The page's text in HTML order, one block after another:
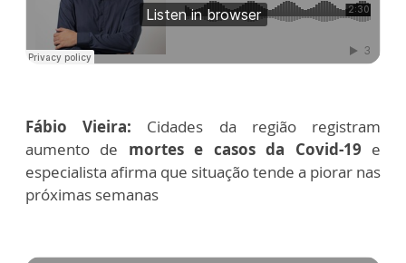
Fábio Vieira: Cidades da região registram
aumento de mortes e casos da Covid-19 e
especialista afirma que situação tende a piorar nas
próximas semanas